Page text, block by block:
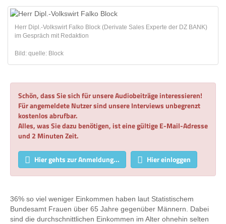
Herr Dipl.-Volkswirt Falko Block (Derivate Sales Experte der DZ BANK)
im Gespräch mit Redaktion
Bild: quelle: Block
Schön, dass Sie sich für unsere Audiobeiträge interessieren!
Für angemeldete Nutzer sind unsere Interviews unbegrenzt
kostenlos abrufbar.
Alles, was Sie dazu benötigen, ist eine gültige E-Mail-Adresse
und 2 Minuten Zeit.
Hier gehts zur Anmeldung... Hier einloggen
36% so viel weniger Einkommen haben laut Statistischem
Bundesamt Frauen über 65 Jahre gegenüber Männern. Dabei
sind die durchschnittlichen Einkommen im Alter ohnehin selten